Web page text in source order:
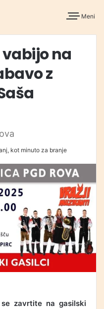
Meni
na
z
kot minuto za branje
zavrtite na gasilski